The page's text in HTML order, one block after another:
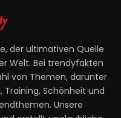
der ultimativen Quelle
Welt. Bei trendyfakten
von Themen, darunter
Training, Schönheit und
Unsere